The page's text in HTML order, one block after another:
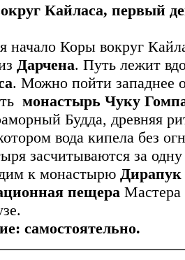
Кайласа, первый
начало Коры вокруг
Дарчена. Путь лежит
. Можно пойти западнее
монастырь Чуку
Будда, древняя
вода кипела без
засчитываются за
к монастырю
пещера
самостоятельно.